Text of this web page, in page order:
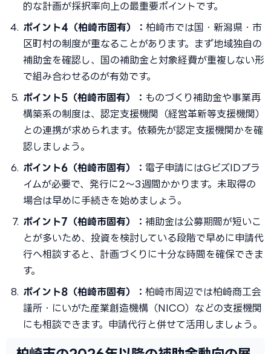
的な計画が採択率向上の最重要ポイントです。
ポイント4（柏崎市固有）： 柏崎市では国・新潟県・市
区町村の制度が重なることがあります。まず地域独自の
補助金を確認し、国の補助金と対象経費が重複しない形
で組み合わせるのが有効です。
ポイント5（柏崎市固有）： ものづくり補助金や事業再
構築系の制度は、認定支援機関（経営革新等支援機関）
との連携が求められます。依頼先が認定支援機関かを確
認しましょう。
ポイント6（柏崎市固有）： 電子申請にはGビズIDプラ
イムが必要で、発行に2〜3週間かかります。未取得の
場合は早めに手続きを始めましょう。
ポイント7（柏崎市固有）： 補助金は公募期間が短いこ
とが多いため、投資を検討している段階で早めに申請代
行へ相談すると、計画づくりに十分な時間を確保できま
す。
ポイント8（柏崎市固有）： 柏崎市周辺では柏崎商工会
議所・にいがた産業創造機構（NICO）などの支援機関
にも相談できます。申請代行と併せて活用しましょう。